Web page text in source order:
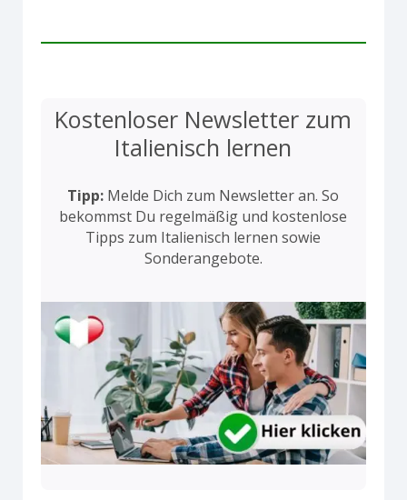
Kostenloser Newsletter zum
Italienisch lernen
Tipp: Melde Dich zum Newsletter an. So
bekommst Du regelmäßig und kostenlose
Tipps zum Italienisch lernen sowie
Sonderangebote.